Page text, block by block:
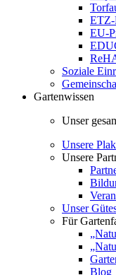
ETZ-
EU-
Soziale
Gartenwissen
Unser
Unsere
Unsere
Unser
Für
Blog